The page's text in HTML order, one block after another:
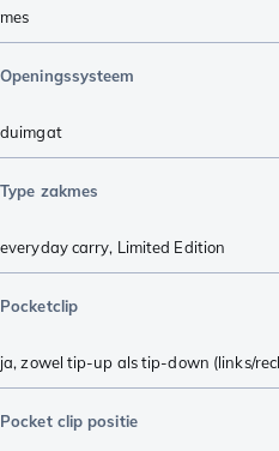
mes
Openingssysteem
duimgat
Type zakmes
everyday carry, Limited Edition
Pocketclip
ja, zowel tip-up als tip-down (links/
Pocket clip positie